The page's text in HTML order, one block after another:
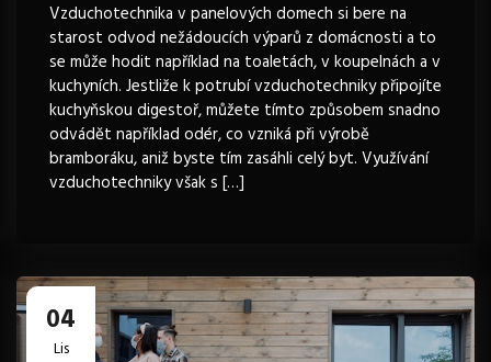
Vzduchotechnika v panelových domech si bere na
starost odvod nežádoucích výparů z domácnosti a to
se může hodit například na toaletách, v koupelnách a v
kuchyních. Jestliže k potrubí vzduchotechniky připojíte
kuchyňskou digestoř, můžete tímto způsobem snadno
odvádět například odér, co vzniká při výrobě
bramboráku, aniž byste tím zasáhli celý byt. Využívání
vzduchotechniky však s […]
04
Lis